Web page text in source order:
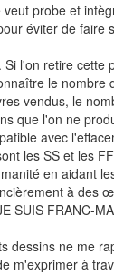
probe et
éviter de faire
l'on retire cette
le nombre
vendus, le
que l'on ne
avec
les SS et les
en aidant
à des
SUIS FRANC-
dessins ne me
m'exprimer à